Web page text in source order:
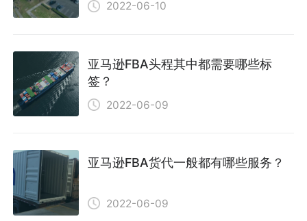
2022-06-10
亚马逊FBA头程其中都需要哪些标
签？
2022-06-09
亚马逊FBA货代一般都有哪些服务？
2022-06-09